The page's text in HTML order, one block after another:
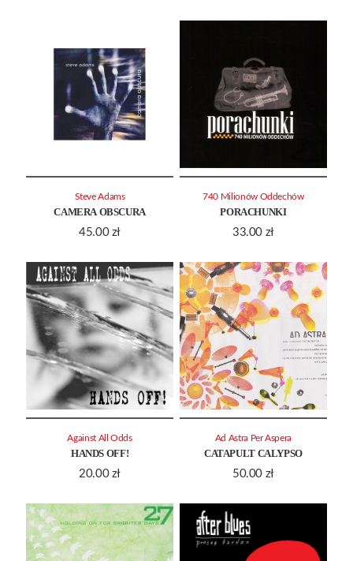
CAMERA OBSCURA
45.00 zł
Steve Adams
PORACHUNKI
33.00 zł
740 Milionów Oddechów
HANDS OFF!
20.00 zł
Against All Odds
CATAPULT CALYPSO
50.00 zł
Ad Astra Per Aspera